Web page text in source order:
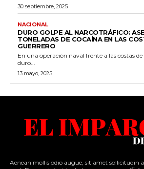
30 septiembre, 2025
NACIONAL
DURO GOLPE AL NARCOTRÁFICO:
TONELADAS DE COCAÍNA EN LAS
GUERRERO
En una operación naval frente a las costas
duro...
13 mayo, 2025
Aenean mollis odio augue, sit amet sollicitudin